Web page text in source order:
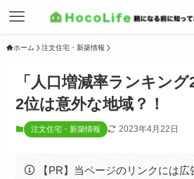
ホーム 注文住宅・新築情報
「人口増減率ランキン
2位は意外な地域？！
注文住宅・新築情報 2023年4月22日
【PR】当ページのリンクには